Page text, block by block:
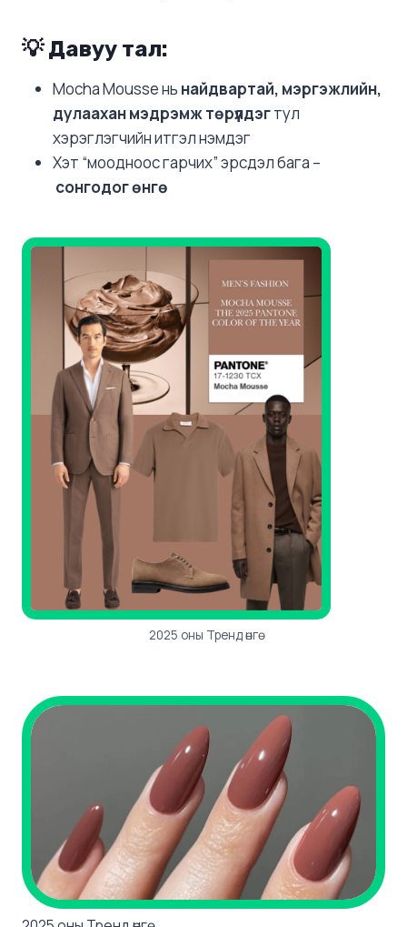
💡 Давуу тал:
Mocha Mousse нь найдвартай, мэргэжлийн,
дулаахан мэдрэмж төрүүлдэгтул
хэрэглэгчийн итгэл нэмдэг
Хэт “моодноос гарчих” эрсдэл бага –
сонгодог өнгө
2025 оны Тренд өнгө